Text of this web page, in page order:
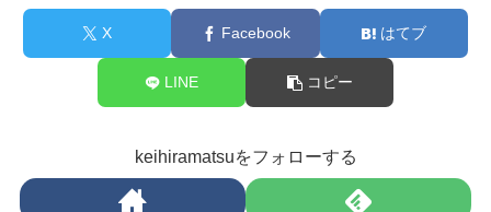
X Facebook はてブ
LINE コピー
keihiramatsuをフォローする